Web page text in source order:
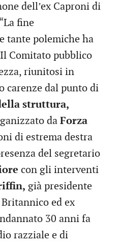
dell’ex Caproni di
fine
tante polemiche ha
Comitato pubblico
riunitosi in
carenze dal punto di
struttura,
da Forza
di estrema destra
del segretario
con gli interventi
già presidente
ed ex
30 anni fa
razziale e di